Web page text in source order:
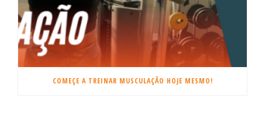
COMEÇE A TREINAR MUSCULAÇÃO HOJE MESMO!